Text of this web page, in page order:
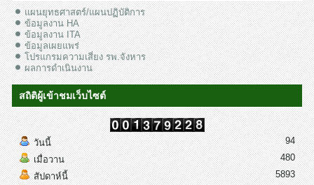
แผนยุทธศาสตร์/แผนปฏิบัติการ
ข้อมูลงาน HA
ข้อมูลงาน ITA
ข้อมูลเผยแพร่
โปรแกรมความเสี่ยง รพ.จังหาร
ผลการดำเนินงาน
สถิติผู้เข้าชมเว็บไซต์
วันนี้
เมื่อวาน
สัปดาห์นี้
94
480
5893